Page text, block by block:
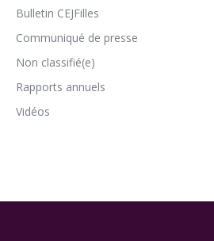
Bulletin CEJFilles
Communiqué de presse
Non classifié(e)
Rapports annuels
Vidéos